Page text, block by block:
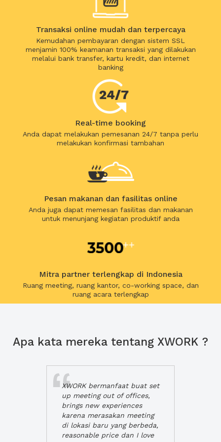
Transaksi online mudah dan terpercaya
Kemudahan pembayaran dengan sistem SSL
menjamin 100% keamanan transaksi yang dilakukan
melalui bank transfer, kartu kredit, dan internet
banking
Real-time booking
Anda dapat melakukan pemesanan 24/7 tanpa perlu
melakukan konfirmasi tambahan
Pesan makanan dan fasilitas online
Anda juga dapat memesan fasilitas dan makanan
untuk menunjang kegiatan produktif anda
Mitra partner terlengkap di Indonesia
Ruang meeting, ruang kantor, co-working space, dan
ruang acara terlengkap
Apa kata mereka tentang XWORK ?
XWORK bermanfaat buat set
up meeting out of offices,
brings new experiences
karena merasakan meeting
di lokasi baru yang berbeda,
reasonable price dan I love